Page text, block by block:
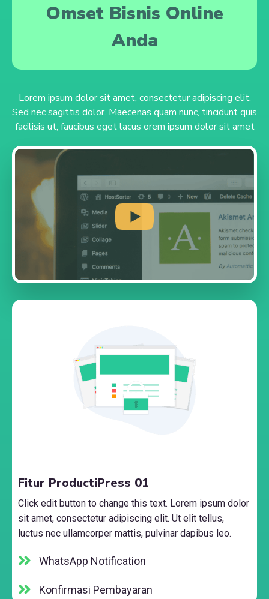
Omset Bisnis Online
Anda
Lorem ipsum dolor sit amet, consectetur adipiscing elit.
Sed nec sagittis dolor. Maecenas quam nunc, tincidunt quis
facilisis ut, faucibus eget lacus orem ipsum dolor sit amet
Fitur ProductiPress 01
Click edit button to change this text. Lorem ipsum dolor
sit amet, consectetur adipiscing elit. Ut elit tellus,
luctus nec ullamcorper mattis, pulvinar dapibus leo.
WhatsApp Notification
Konfirmasi Pembayaran